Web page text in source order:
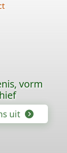
vorm
uit